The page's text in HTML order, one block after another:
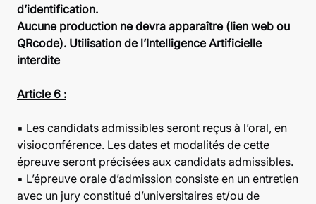
d’identification.
Aucune production ne devra apparaître (lien web ou
QRcode). Utilisation de l’Intelligence Artificielle
interdite
Article 6 :
▪ Les candidats admissibles seront reçus à l’oral, en
visioconférence. Les dates et modalités de cette
épreuve seront précisées aux candidats admissibles.
▪ L’épreuve orale d’admission consiste en un entretien
avec un jury constitué d’universitaires et/ou de